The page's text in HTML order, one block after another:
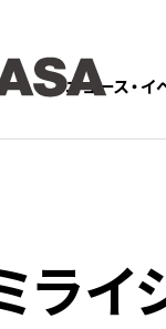
ニュース・イ
ライ